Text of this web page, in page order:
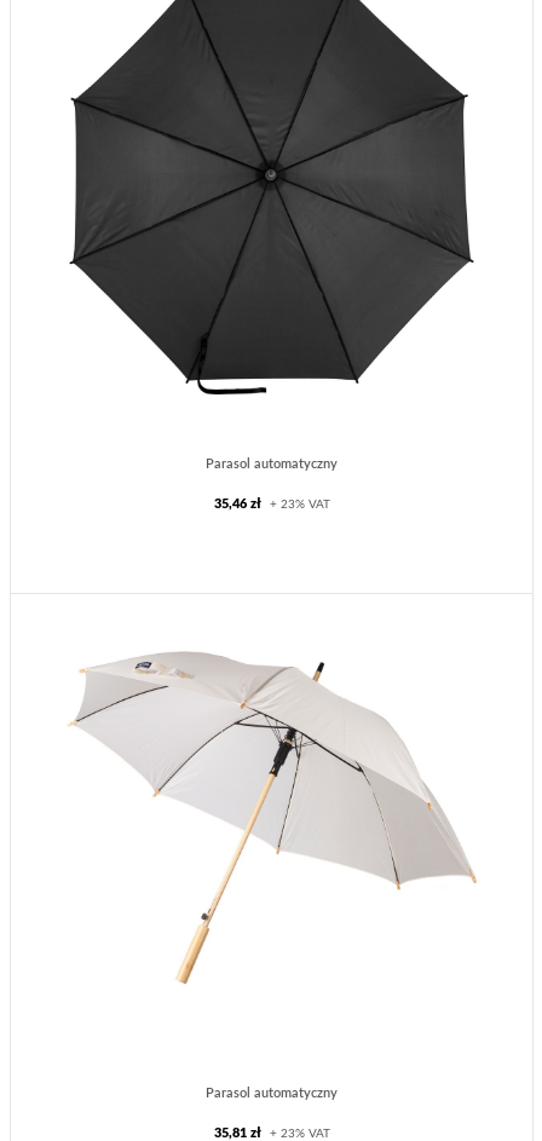
Parasol automatyczny
35,46 zł + 23% VAT
Parasol automatyczny
35,81 zł + 23% VAT